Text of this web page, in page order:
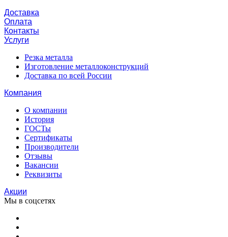
Доставка
Оплата
Контакты
Услуги
Резка металла
Изготовление металлоконструкций
Доставка по всей России
Компания
О компании
История
ГОСТы
Сертификаты
Производители
Отзывы
Вакансии
Реквизиты
Акции
Мы в соцсетях